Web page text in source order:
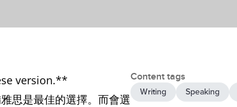
version.**
思是最佳的選擇。而會選
Content tags
Writing Speaking